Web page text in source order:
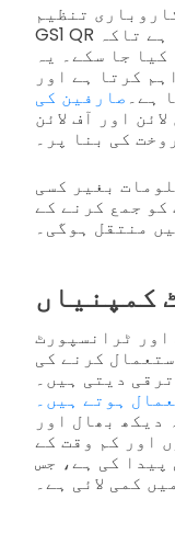
تنظیم
GS1 QR کوڈ کا کامیابی سے اختیار کیا ہے تاکہ
جا سکے۔ یہ
کرتا ہے اور
ہے۔ صارفین کی
لائن اور آف لائن
کی بنا پر۔
بغیر کسی
کو جمع کرنے کے
منتقل ہوگی۔
کمپنیاں
ٹرانسپورٹ
کرنے کی
ترقی دیتی ہیں۔
ہوتے ہیں۔
دیکھ بھال اور
اور کم وقت کے
پیدا کی ہے، جس
کمی لائی ہے۔